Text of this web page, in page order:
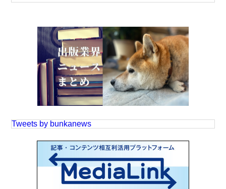
Tweets by bunkanews